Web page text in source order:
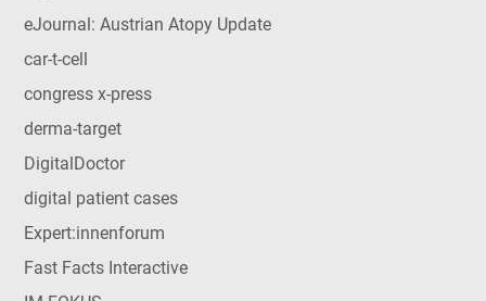
eJournal: Austrian Atopy Update
car-t-cell
congress x-press
derma-target
DigitalDoctor
digital patient cases
Expert:innenforum
Fast Facts Interactive